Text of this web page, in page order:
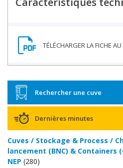
Rechercher une cuve
Dernières minutes
Cuves / Stockage & Process /
lancement (BNC) & Containers
NEP (280)